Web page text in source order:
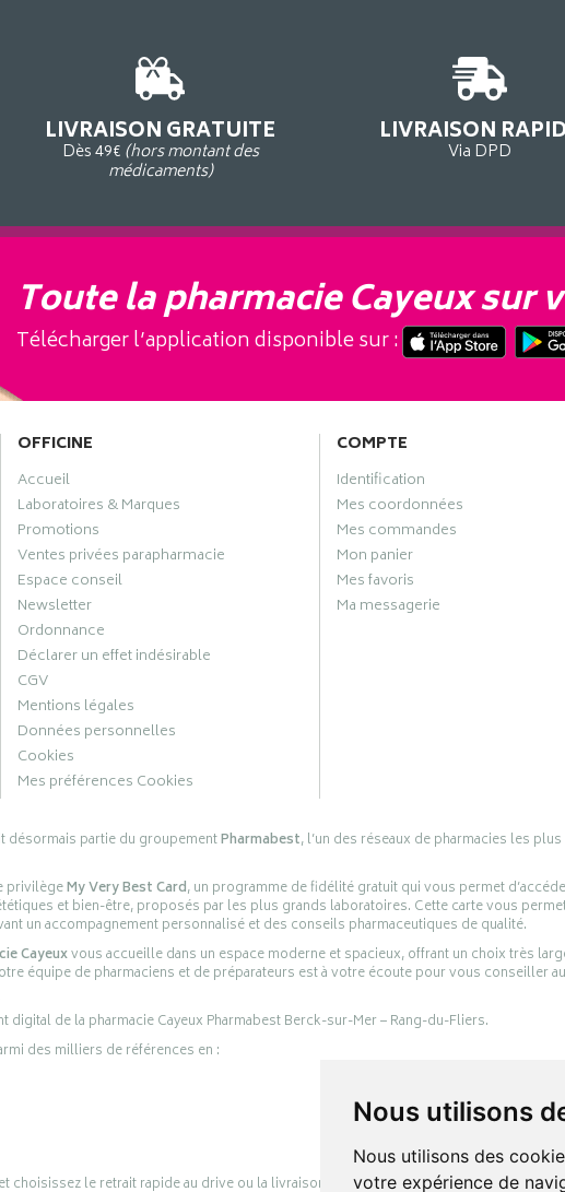
Nous utilisons
Nous utilisons des
votre expérience de
LIVRAISON GRATUITE
Dès 49€ (hors montant des
médicaments)
LIVRAISON
Via DPD
Toute la pharmacie Cayeux sur
Télécharger l’application disponible sur :
OFFICINE
Accueil
Laboratoires & Marques
Promotions
Ventes privées parapharmacie
Espace conseil
Newsletter
Ordonnance
Déclarer un effet indésirable
CGV
Mentions légales
Données personnelles
Cookies
Mes préférences Cookies
COMPTE
Identification
Mes coordonnées
Mes commandes
Mon panier
Mes favoris
Ma messagerie
désormais partie du groupementPharmabest, l’un des réseaux de pharmacies les
privilègeMy Very Best Card, un programme de fidélité gratuit qui vous permet
et bien-être, proposés par les plus grands laboratoires. Cette carte vous
un accompagnement personnalisé et des conseils pharmaceutiques de qualité.
Cayeuxvous accueille dans un espace moderne et spacieux, offrant un choix très
équipe de pharmaciens et de préparateurs est à votre écoute pour vous conseiller
digital de la pharmacie Cayeux Pharmabest Berck-sur-Mer – Rang-du-Fliers.
des milliers de références en :
choisissez le retrait rapide au drive ou la livraison à domicile, en toute simplicité.